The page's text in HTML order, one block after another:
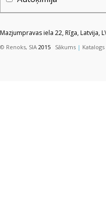
Mazjumpravas iela 22, Rīga, Latvija,
© Renoks, SIA 2015 Sākums | Katalogs